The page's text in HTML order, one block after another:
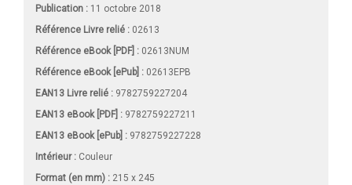
Publication : 11 octobre 2018
Référence Livre relié : 02613
Référence eBook [PDF] : 02613NUM
Référence eBook [ePub] : 02613EPB
EAN13 Livre relié : 9782759227204
EAN13 eBook [PDF] : 9782759227211
EAN13 eBook [ePub] : 9782759227228
Intérieur : Couleur
Format (en mm) : 215 x 245